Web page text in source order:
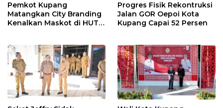
Pemkot Kupang
Matangkan City Branding
Kenalkan Maskot di HUT
Progres Fisik Rekontruksi
Jalan GOR Oepoi Kota
Kupang Capai 52 Persen